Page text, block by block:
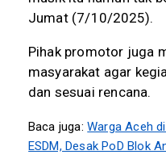
Jumat (7/10/2025).
Pihak promotor juga
masyarakat agar
dan sesuai rencana.
Baca juga: Warga Aceh
ESDM, Desak PoD Blok